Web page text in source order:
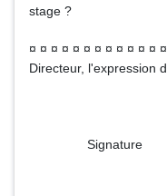
stage ?
¤ ¤ ¤ ¤ ¤ ¤ ¤ ¤ ¤ ¤ ¤ ¤
Directeur, l'expression
Signature